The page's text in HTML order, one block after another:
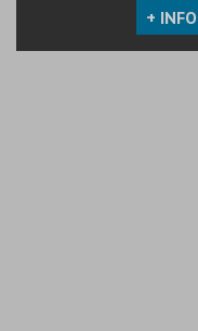
+ INFO